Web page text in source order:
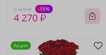
5 020 ₽ -15%
4 270 ₽
Акция